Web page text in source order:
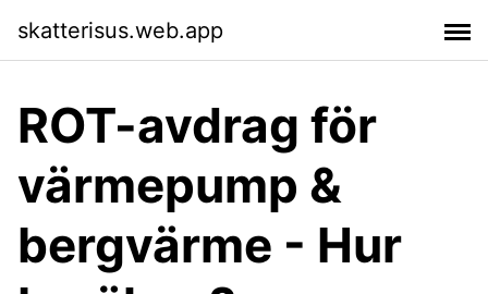
skatterisus.web.app
ROT-avdrag för
värmepump &
bergvärme - Hur